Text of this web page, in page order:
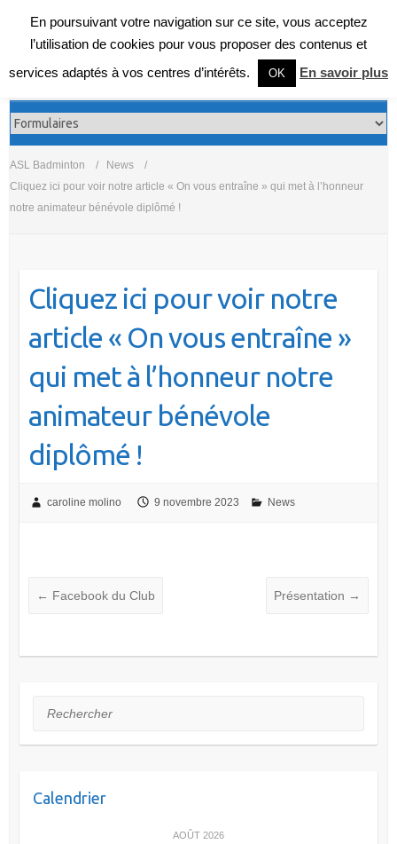
ASL Badminton
News
Cliquez ici pour voir notre article « On vous entraîne » qui met à l’honneur
notre animateur bénévole diplômé !
Cliquez ici pour voir notre
article « On vous entraîne »
qui met à l’honneur notre
animateur bénévole
diplômé !
caroline molino 9 novembre 2023 News
← Facebook du Club Présentation →
Rechercher
Calendrier
AOÛT 2026
En poursuivant votre navigation sur ce site, vous acceptez
l’utilisation de cookies pour vous proposer des contenus et
services adaptés à vos centres d’intérêts.
OK En savoir plus